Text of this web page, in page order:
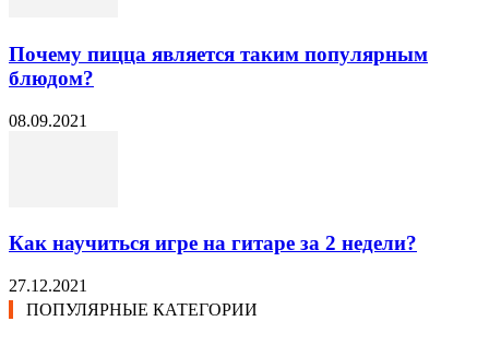
Почему пицца является таким популярным
блюдом?
08.09.2021
Как научиться игре на гитаре за 2 недели?
27.12.2021
ПОПУЛЯРНЫЕ КАТЕГОРИИ